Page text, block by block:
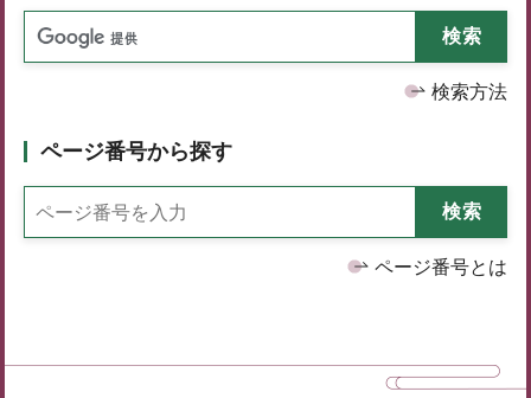
検索方法
ページ番号から探す
ページ番号とは